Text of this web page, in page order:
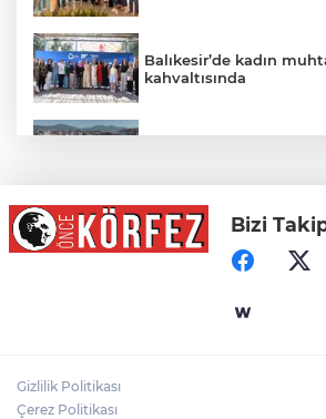
Balıkesir’de kadın
kahvaltısında
Gaziantep Nurdağı
Afet Farkındalık
Başkan Vekili Şahin
Bizi
Gizlilik Politikası
Çerez Politikası